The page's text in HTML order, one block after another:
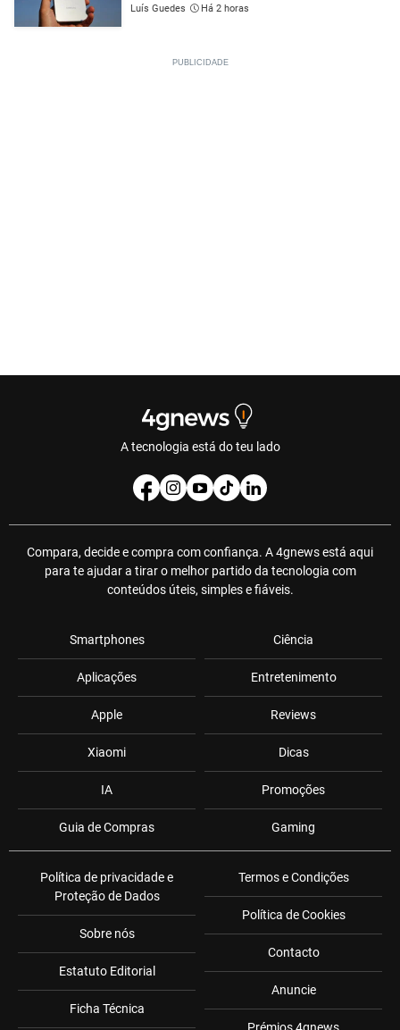
Luís Guedes Há 2 horas
A tecnologia está do teu lado
Compara, decide e compra com confiança. A 4gnews está aqui
para te ajudar a tirar o melhor partido da tecnologia com
conteúdos úteis, simples e fiáveis.
Smartphones
Aplicações
Apple
Xiaomi
IA
Guia de Compras
Ciência
Entretenimento
Reviews
Dicas
Promoções
Gaming
Política de privacidade e
Proteção de Dados
Sobre nós
Estatuto Editorial
Ficha Técnica
Termos e Condições
Política de Cookies
Contacto
Anuncie